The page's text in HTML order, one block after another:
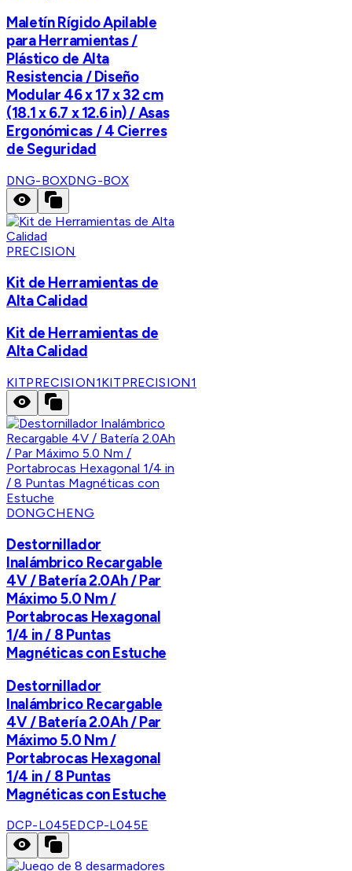
Maletín Rígido Apilable
para Herramientas /
Plástico de Alta
Resistencia / Diseño
Modular 46 x 17 x 32 cm
(18.1 x 6.7 x 12.6 in) / Asas
Ergonómicas / 4 Cierres
de Seguridad
DNG-BOXDNG-BOX
PRECISION
Kit de Herramientas de
Alta Calidad
Kit de Herramientas de
Alta Calidad
KITPRECISION1KITPRECISION1
DONGCHENG
Destornillador
Inalámbrico Recargable
4V / Batería 2.0Ah / Par
Máximo 5.0 Nm /
Portabrocas Hexagonal
1/4 in / 8 Puntas
Magnéticas con Estuche
Destornillador
Inalámbrico Recargable
4V / Batería 2.0Ah / Par
Máximo 5.0 Nm /
Portabrocas Hexagonal
1/4 in / 8 Puntas
Magnéticas con Estuche
DCP-L045EDCP-L045E